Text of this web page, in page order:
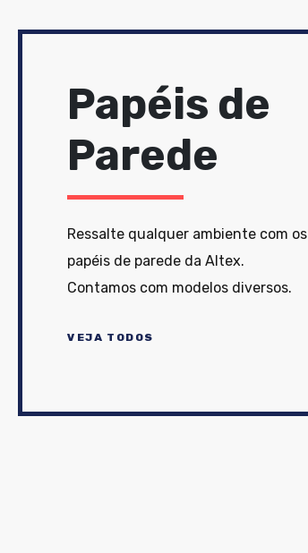
Papéis de
Parede
Ressalte qualquer ambiente com os
papéis de parede da Altex.
Contamos com modelos diversos.
VEJA TODOS